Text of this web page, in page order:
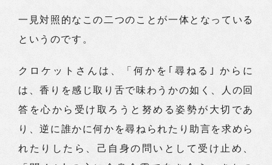
一見対照的なこの二つのことが一体となっている
というのです。
クロケットさんは、「何かを｢尋ねる｣ からに
は、香りを感じ取り舌で味わうかの如く、人の回
答を心から受け取ろうと努める姿勢が大切であ
り、逆に誰かに何かを尋ねられたり助言を求めら
れたりしたら、己自身の問いとして受け止め、